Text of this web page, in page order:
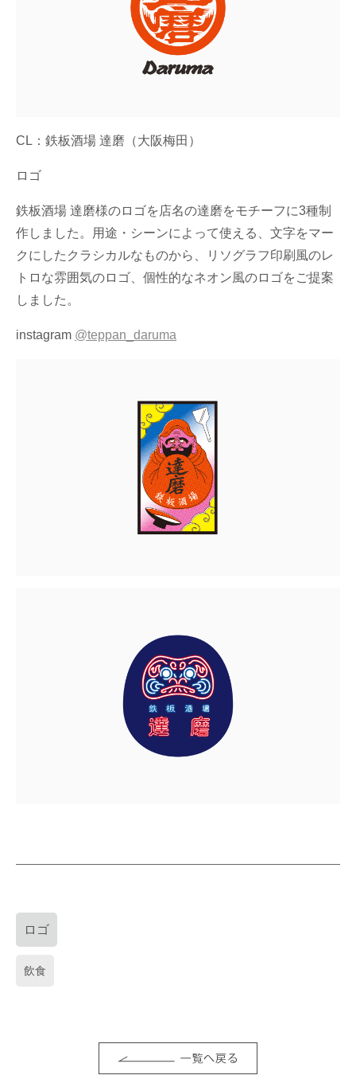
CL： 鉄板酒場 達磨（大阪梅田）
ロゴ
鉄板酒場 達磨様のロゴを店名の達磨をモチーフに3種制
作しました。用途・シーンによって使える、文字をマー
クにしたクラシカルなものから、リソグラフ印刷風のレ
トロな雰囲気のロゴ、個性的なネオン風のロゴをご提案
しました。
instagram @teppan_daruma
ロゴ
飲食